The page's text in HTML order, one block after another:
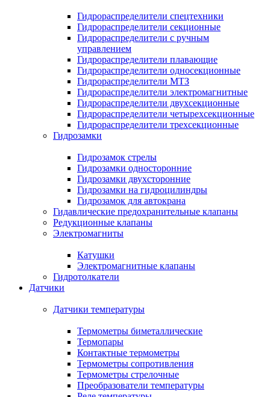
Гидрораспределители спецтехники
Гидрораспределители секционные
Гидрораспределители с ручным
управлением
Гидрораспределители плавающие
Гидрораспределители односекционные
Гидрораспределители МТЗ
Гидрораспределители электромагнитные
Гидрораспределители двухсекционные
Гидрораспределители четырехсекционные
Гидрораспределители трехсекционные
Гидрозамки
Гидрозамок стрелы
Гидрозамки односторонние
Гидрозамки двухсторонние
Гидрозамки на гидроцилиндры
Гидрозамок для автокрана
Гидавлические предохранительные клапаны
Редукционные клапаны
Электромагниты
Катушки
Электромагнитные клапаны
Гидротолкатели
Датчики
Датчики температуры
Термометры биметаллические
Термопары
Контактные термометры
Термометры сопротивления
Термометры стрелочные
Преобразователи температуры